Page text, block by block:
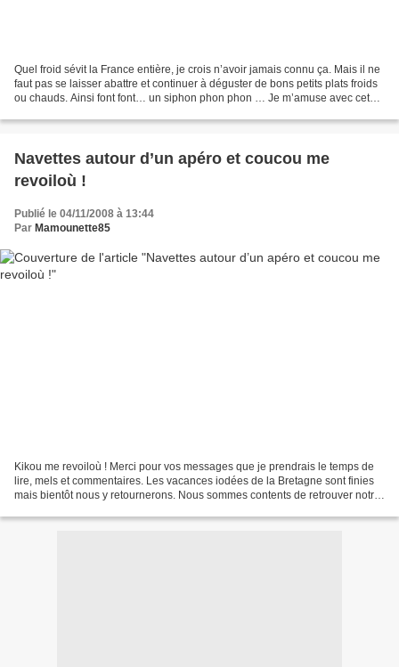
Quel froid sévit la France entière, je crois n’avoir jamais connu ça. Mais il ne
faut pas se laisser abattre et continuer à déguster de bons petits plats froids
ou chauds. Ainsi font font… un siphon phon phon … Je m’amuse avec cet
Navettes autour d’un apéro et coucou me
revoiloù !
Publié le 04/11/2008 à 13:44
Par Mamounette85
Kikou me revoiloù ! Merci pour vos messages que je prendrais le temps de
lire, mels et commentaires. Les vacances iodées de la Bretagne sont finies
mais bientôt nous y retournerons. Nous sommes contents de retrouver notre